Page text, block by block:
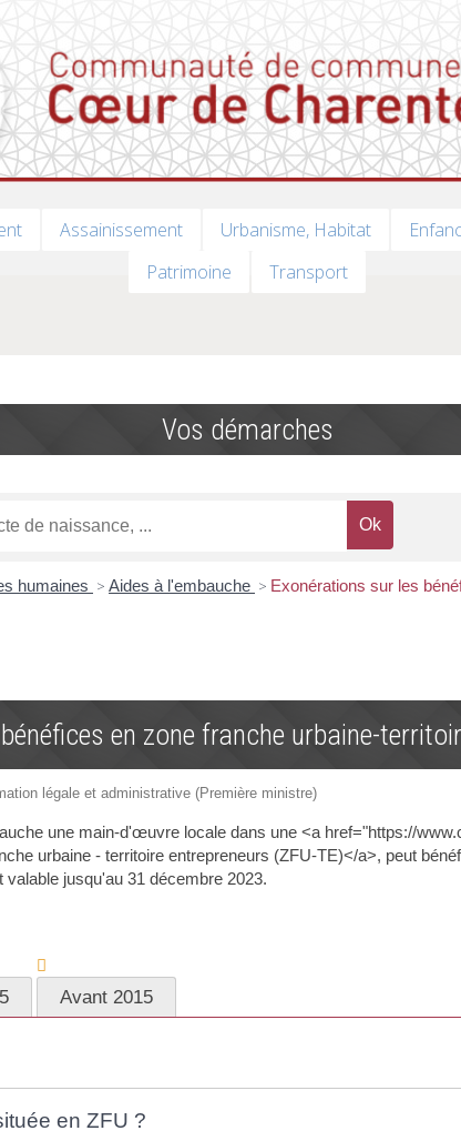
Assainissement Urbanisme, Habitat
Patrimoine
Transport
Vos démarches
humaines > Aides à l'embauche > Exonérations sur les
en zone franche urbaine-
légale et administrative (Première ministre)
une main-d'œuvre locale dans une <a href="https://
urbaine - territoire entrepreneurs (ZFU-TE)</a>, peut
jusqu'au 31 décembre 2023.
Avant 2015
en ZFU ?